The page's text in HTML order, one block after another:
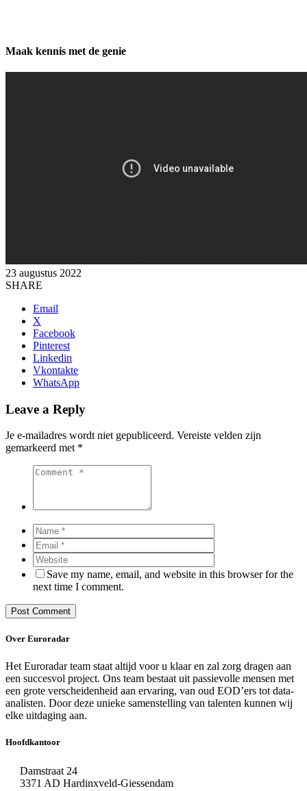
Maak kennis met de genie
23 augustus 2022
SHARE
Email
X
Facebook
Pinterest
Linkedin
Vkontakte
WhatsApp
Leave a Reply
Je e-mailadres wordt niet gepubliceerd. Vereiste velden zijn
gemarkeerd met *
Save my name, email, and website in this browser for the
next time I comment.
Over Euroradar
Het Euroradar team staat altijd voor u klaar en zal zorg dragen aan
een succesvol project. Ons team bestaat uit passievolle mensen met
een grote verscheidenheid aan ervaring, van oud EOD’ers tot data-
analisten. Door deze unieke samenstelling van talenten kunnen wij
elke uitdaging aan.
Hoofdkantoor
Damstraat 24
3371 AD Hardinxveld-Giessendam